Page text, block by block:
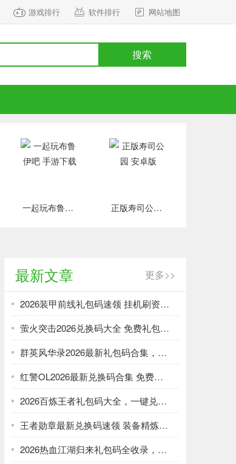
游戏排行 软件排行 网站地图
搜索
一起玩布鲁伊吧 手游下载 正版寿司公园 安卓版
最新文章 更多>>
2026装甲前线礼包码速领 挂机刷资源攻略
萤火突击2026兑换码大全 免费礼包一键领取
群英风华录2026最新礼包码合集，一键领取限时福利
红警OL2026最新兑换码合集 免费礼包一键领取
2026百炼王者礼包码大全，一键兑换加速武将养成
王者勋章最新兑换码速领 装备精炼资源轻松刷
2026热血江湖归来礼包码全收录，强化资源不愁！